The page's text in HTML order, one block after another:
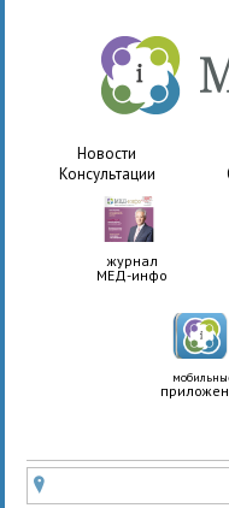
Новости
Консультации
журнал
МЕД-инфо
u